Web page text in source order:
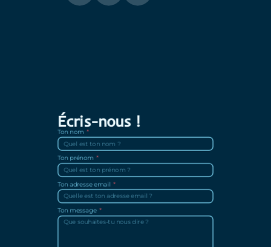
Écris-nous !
Ton nom
Ton prénom
Ton adresse email
Ton message